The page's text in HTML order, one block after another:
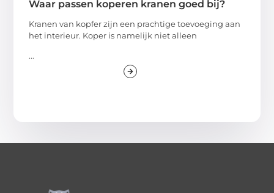
Waar passen koperen kranen goed bij?
Kranen van kopfer zijn een prachtige toevoeging aan
het interieur. Koper is namelijk niet alleen
...